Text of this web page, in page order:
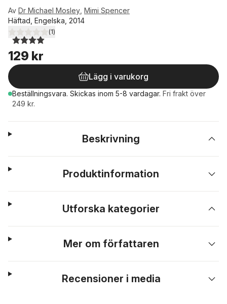
Av Dr Michael Mosley Mimi Spencer
Häftad, Engelska, 2014
4,0utav 5 stjärnor. Totalt antal röster:
(1)
129 kr
Lägg i varukorg
Beställningsvara. Skickas inom 5-8 vardagar. Fri frakt över
249 kr.
Beskrivning
Produktinformation
Utforska kategorier
Mer om författaren
Recensioner i media